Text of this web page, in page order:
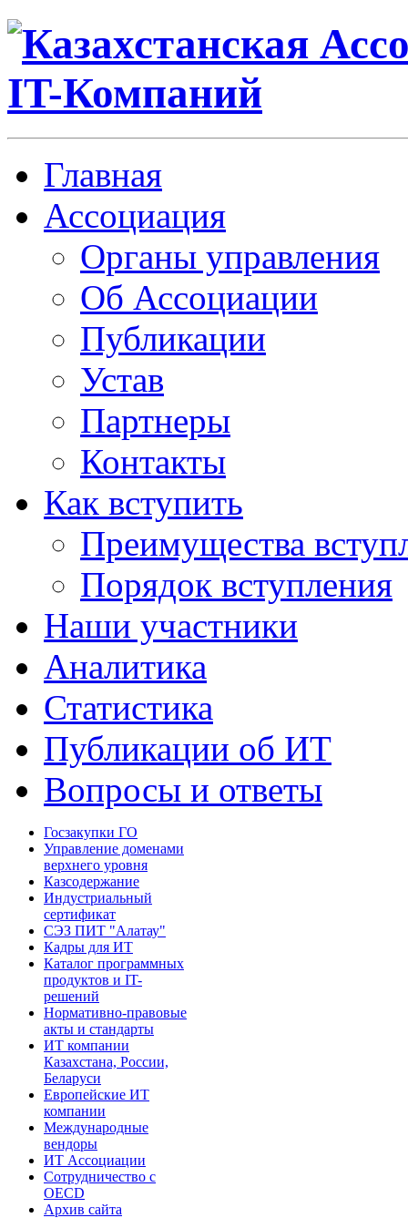
Главная
Ассоциация
Органы управления
Об Ассоциации
Публикации
Устав
Партнеры
Контакты
Как вступить
Преимущества
Порядок вступления
Наши участники
Аналитика
Статистика
Публикации об ИТ
Вопросы и ответы
Госзакупки ГО
Управление доменами
верхнего уровня
Казсодержание
Индустриальный
сертификат
СЭЗ ПИТ "Алатау"
Кадры для ИТ
Каталог программных
продуктов и IT-
решений
Нормативно-правовые
акты и стандарты
ИТ компании
Казахстана, России,
Беларуси
Европейские ИТ
компании
Международные
вендоры
ИТ Ассоциации
Сотрудничество с
OECD
Архив сайта